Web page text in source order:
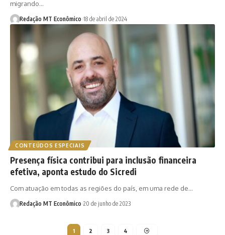
migrando…
Redação MT Econômico 18 de abril de 2024
CONTEÚDOS ESPECIAIS
Presença física contribui para inclusão financeira
efetiva, aponta estudo do Sicredi
Com atuação em todas as regiões do país, em uma rede de…
Redação MT Econômico 20 de junho de 2023
1 2 3 4